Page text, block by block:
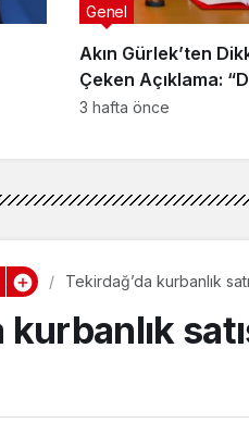
Akın Gürlek’ten
Çeken Açıklama:
Bağışları Sonuna
Genel
3 hafta önce
Tekirdağ’da kurbanlık
kurbanlık